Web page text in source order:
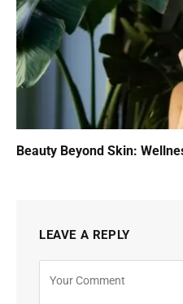
Beauty Beyond Skin:
LEAVE A REPLY